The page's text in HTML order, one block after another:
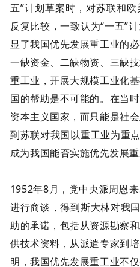
五”计划草案时，对苏联和
反复比较，一致认为“一五”
显了我国优先发展重工业的
一缺资金、二缺物资、三缺
重工业，开展大规模工业化
国的帮助是不可能的。在当
资本主义国家，而只能是社
到苏联对我国以重工业为重
成为我国能否实施优先发展重
1952年8月，党中央派周恩
进行商谈，得到斯大林对我
助的承诺，包括从资源勘察
供技术资料，从派遣专家到
明，我国优先发展重工业不